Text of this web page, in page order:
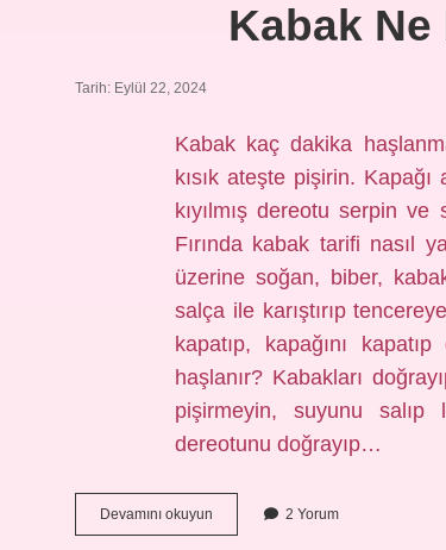
Kabak Ne
Tarih: Eylül 22, 2024
Kabak kaç dakika
kısık ateşte pişirin. Kapağı
kıyılmış dereotu serpin
Fırında kabak tarifi nasıl
üzerine soğan, biber,
salça ile karıştırıp
kapatıp, kapağını
haşlanır? Kabakları
pişirmeyin, suyunu salıp
dereotunu doğrayıp…
Devamını okuyun
Ne
2 Yorum